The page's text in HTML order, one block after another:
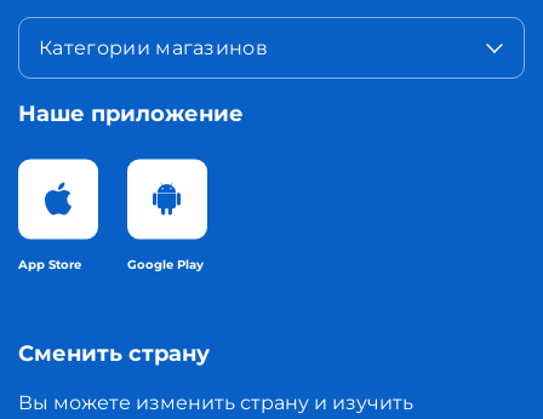
Категории магазинов
Наше приложение
App Store Google Play
Сменить страну
Вы можете изменить страну и изучить